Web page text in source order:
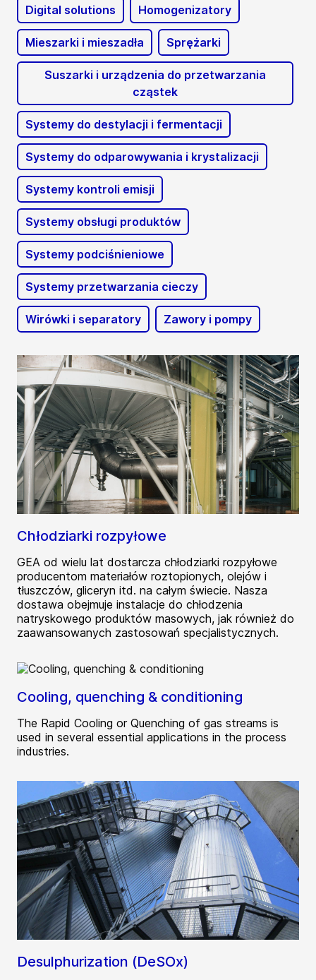
Digital solutions Homogenizatory
Mieszarki i mieszadła Sprężarki
Suszarki i urządzenia do przetwarzania
cząstek
Systemy do destylacji i fermentacji
Systemy do odparowywania i krystalizacji
Systemy kontroli emisji
Systemy obsługi produktów
Systemy podciśnieniowe
Systemy przetwarzania cieczy
Wirówki i separatory Zawory i pompy
Chłodziarki rozpyłowe
GEA od wielu lat dostarcza chłodziarki rozpyłowe
producentom materiałów roztopionych, olejów i
tłuszczów, gliceryn itd. na całym świecie. Nasza
dostawa obejmuje instalacje do chłodzenia
natryskowego produktów masowych, jak również do
zaawansowanych zastosowań specjalistycznych.
Cooling, quenching & conditioning
The Rapid Cooling or Quenching of gas streams is
used in several essential applications in the process
industries.
Desulphurization (DeSOx)